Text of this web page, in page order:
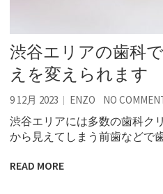
渋谷エリアの歯科
えを変えられます
9 12月 2023 ENZO NO
渋谷エリアには多数の歯科ク
から見えてしまう前歯などで
READ MORE